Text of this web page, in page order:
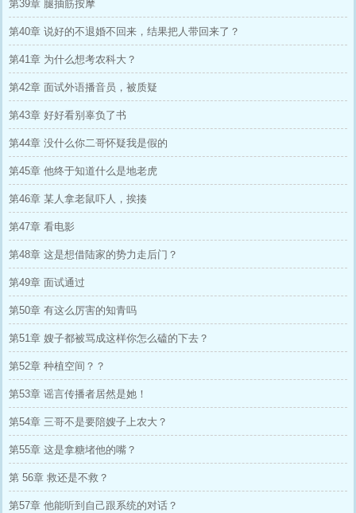
第39章 腿抽筋按摩
第40章 说好的不退婚不回来，结果把人带回来了？
第41章 为什么想考农科大？
第42章 面试外语播音员，被质疑
第43章 好好看别辜负了书
第44章 没什么你二哥怀疑我是假的
第45章 他终于知道什么是地老虎
第46章 某人拿老鼠吓人，挨揍
第47章 看电影
第48章 这是想借陆家的势力走后门？
第49章 面试通过
第50章 有这么厉害的知青吗
第51章 嫂子都被骂成这样你怎么磕的下去？
第52章 种植空间？？
第53章 谣言传播者居然是她！
第54章 三哥不是要陪嫂子上农大？
第55章 这是拿糖堵他的嘴？
第 56章 救还是不救？
第57章 他能听到自己跟系统的对话？